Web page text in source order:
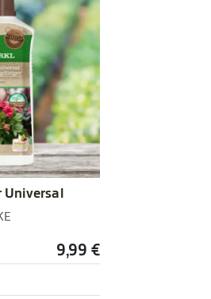
Universal
9,99 €